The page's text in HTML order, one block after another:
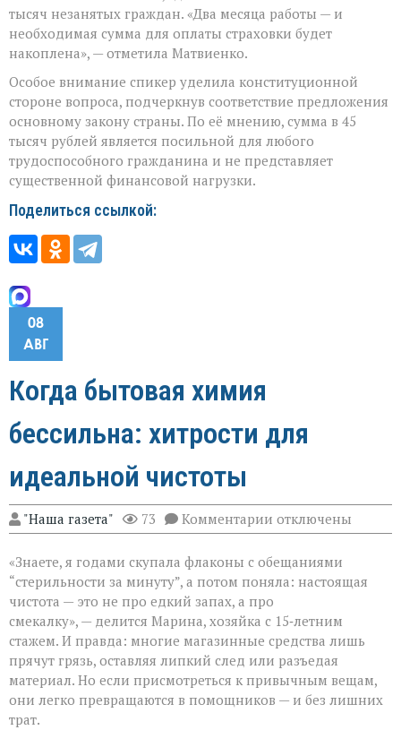
тысяч незанятых граждан. «Два месяца работы — и
необходимая сумма для оплаты страховки будет
накоплена», — отметила Матвиенко.
Особое внимание спикер уделила конституционной
стороне вопроса, подчеркнув соответствие предложения
основному закону страны. По её мнению, сумма в 45
тысяч рублей является посильной для любого
трудоспособного гражданина и не представляет
существенной финансовой нагрузки.
Поделиться ссылкой:
08
АВГ
Когда бытовая химия
бессильна: хитрости для
идеальной чистоты
"Наша газета" 73 Комментарии к
записи
бытовая
химия
хитрости
для
идеальной
чистоты
отключены
«Знаете, я годами скупала флаконы с обещаниями
“стерильности за минуту”, а потом поняла: настоящая
чистота — это не про едкий запах, а про
смекалку», — делится Марина, хозяйка с 15‑летним
стажем. И правда: многие магазинные средства лишь
прячут грязь, оставляя липкий след или разъедая
материал. Но если присмотреться к привычным вещам,
они легко превращаются в помощников — и без лишних
трат.